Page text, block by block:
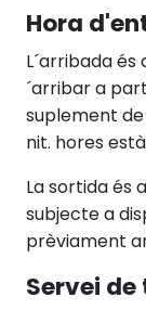
Hora
L´arribada és
´arribar a
suplement de
nit. hores
La sortida és
subjecte a
prèviament
Servei